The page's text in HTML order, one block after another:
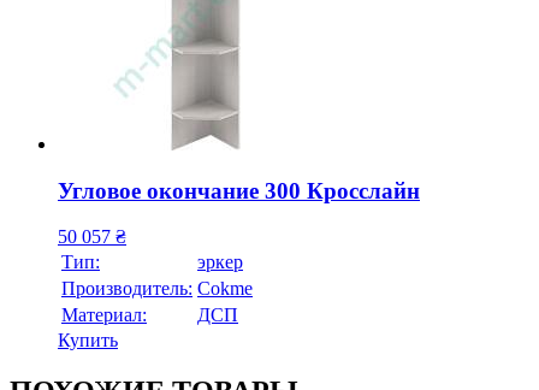
Угловое окончание 300 Кросслайн
50 057 ₴
Тип:
эркер
Производитель: Cokme
Материал:
ДСП
Купить